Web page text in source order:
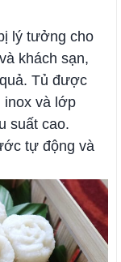
lý tưởng cho
khách sạn,
Tủ được
inox và lớp
suất cao.
tự động và